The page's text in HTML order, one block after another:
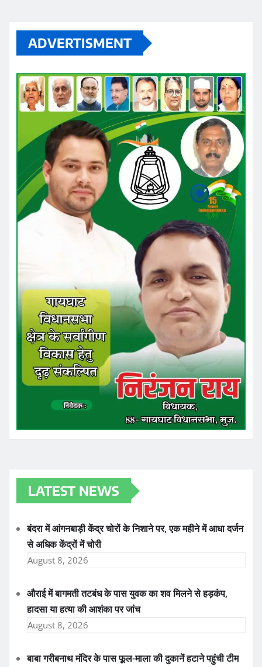
ADVERTISMENT
LATEST NEWS
बंदरा में आंगनबाड़ी केंद्र चोरों के निशाने पर, एक महीने में आधा दर्जन
से अधिक केंद्रों में चोरी
August 8, 2026
औराई में बागमती तटबंध के पास युवक का शव मिलने से हड़कंप,
हादसा या हत्या की आशंका पर जांच
August 8, 2026
बाबा गरीबनाथ मंदिर के पास फूल-माला की दुकानें हटाने पहुंची टीम